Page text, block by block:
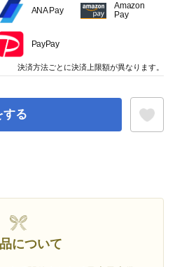
する
について
ANA Pay
Amazon
Pay
PayPay
決済方法ごとに決済上限額が異なります。